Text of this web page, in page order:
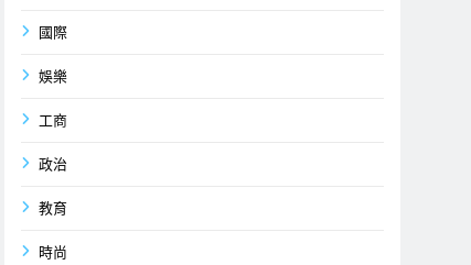
國際
娛樂
工商
政治
教育
時尚